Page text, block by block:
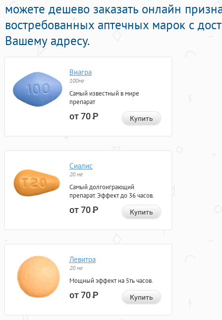
можете дешево заказать онлайн
востребованных аптечных марок с
Вашему адресу.
Виагра
100мг
Самый известный в мире
препарат
от 70Р Купить
Сиалис
20 мг
Самый долгоиграющий
препарат. Эффект до 36 часов.
от 70Р Купить
Левитра
20 мг
Мощный эффект на 5ть часов.
от 70Р Купить